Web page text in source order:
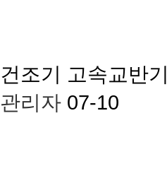
건조기 고속교반기
관리자 07-10